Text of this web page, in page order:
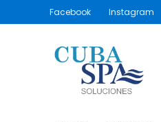
Facebook Instagram